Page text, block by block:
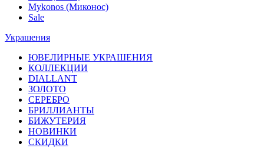
Mykonos (Миконос)
Sale
Украшения
ЮВЕЛИРНЫЕ УКРАШЕНИЯ
КОЛЛЕКЦИИ
DIALLANT
ЗОЛОТО
СЕРЕБРО
БРИЛЛИАНТЫ
БИЖУТЕРИЯ
НОВИНКИ
СКИДКИ